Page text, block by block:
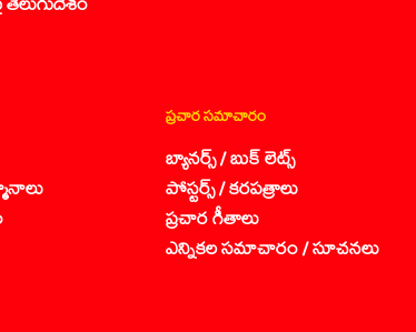
ప్రచార సమాచారం
బ్యానర్స్ / బుక్ లెట్స్
పోస్టర్స్ / కరపత్రాలు
ప్రచార గీతాలు
ఎన్నికల సమాచారం / సూచనలు